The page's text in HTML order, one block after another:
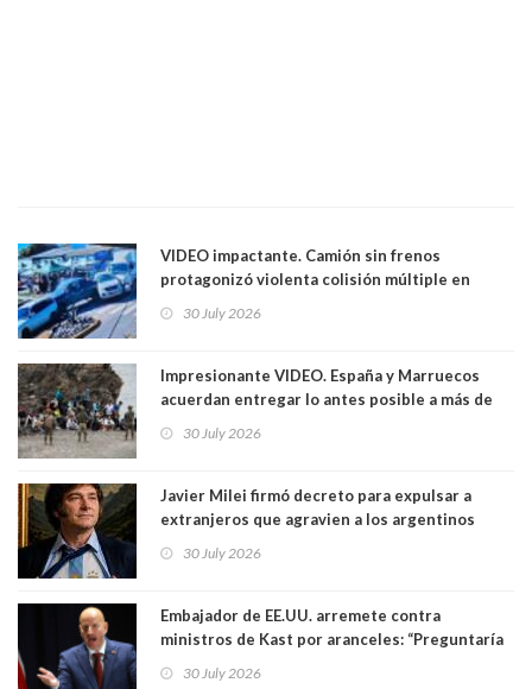
VIDEO impactante. Camión sin frenos
protagonizó violenta colisión múltiple en
30 July 2026
Impresionante VIDEO. España y Marruecos
acuerdan entregar lo antes posible a más de
avalancha y de manera irregular a territorio
30 July 2026
Javier Milei firmó decreto para expulsar a
extranjeros que agravien a los argentinos
30 July 2026
Embajador de EE.UU. arremete contra
ministros de Kast por aranceles: “Preguntaría
30 July 2026